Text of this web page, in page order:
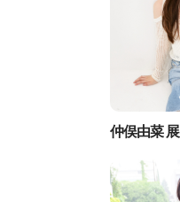
仲俣由菜 展